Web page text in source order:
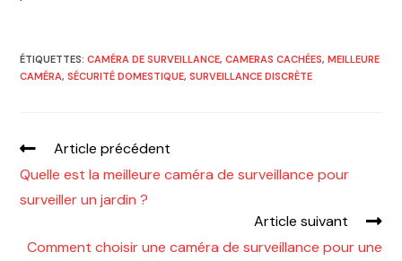
ÉTIQUETTES:CAMÉRA DE SURVEILLANCE, CAMERAS CACHÉES, MEILLEURE
CAMÉRA, SÉCURITÉ DOMESTIQUE, SURVEILLANCE DISCRÈTE
Article précédent
Quelle est la meilleure caméra de surveillance pour
surveiller un jardin ?
Article suivant
Comment choisir une caméra de surveillance pour une